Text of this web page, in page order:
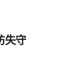
失守